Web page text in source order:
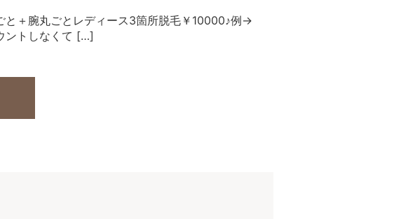
＋腕丸ごとレディース3箇所脱毛￥10000♪例→
ントしなくて […]